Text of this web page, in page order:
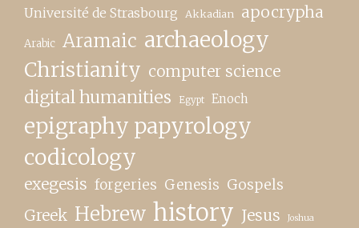
Université de Strasbourg Akkadian apocrypha
Arabic Aramaic archaeology
Christianity computer science
digital humanities Egypt Enoch
epigraphy papyrology
codicology
exegesis forgeries Genesis Gospels
Greek Hebrew history Jesus Joshua